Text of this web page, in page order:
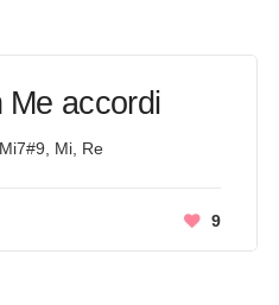
Me accordi
Mi, Re
9